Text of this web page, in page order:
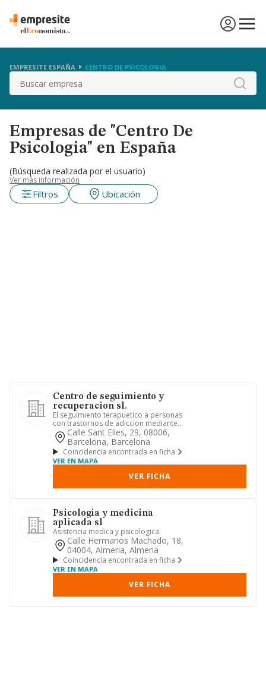
EMPRESITE ESPAÑA CENTRO DE PSICOLOGIA
Buscar
Empresas de "Centro De
Psicologia" en España
(Búsqueda realizada por el usuario)
Ver más información
Filtros Ubicación
Centro de seguimiento y
recuperacion sl.
El seguimiento terapuetico a personas
con trastornos de adiccion mediante
terapias individuales y t...
Calle Sant Elies, 29, 08006,
Barcelona, Barcelona
Coincidencia encontrada en ficha
VER EN MAPA
VER FICHA
Psicologia y medicina
aplicada sl
Asistencia medica y psicologica.
Calle Hermanos Machado, 18,
04004, Almeria, Almeria
Coincidencia encontrada en ficha
VER EN MAPA
VER FICHA